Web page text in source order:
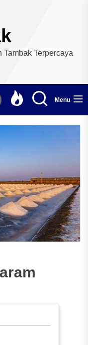
Terpercaya
Menu